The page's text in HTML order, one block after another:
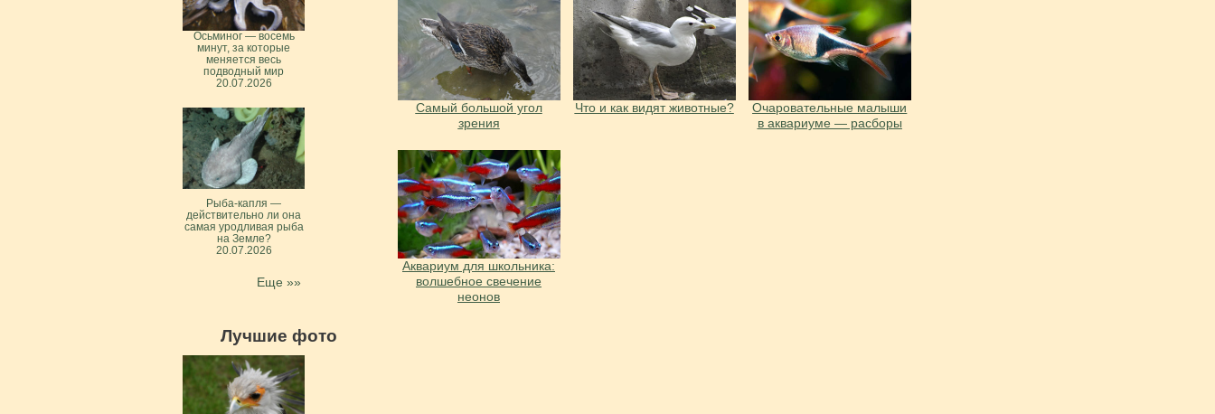
Cамый большой угол
зрения
Что и как видят животные?
Очаровательные малыши
в аквариуме — расборы
Аквариум для школьника:
волшебное свечение
неонов
Осьминог — восемь
минут, за которые
меняется весь
подводный мир
20.07.2026
Рыба-капля —
действительно ли она
самая уродливая рыба
на Земле?
20.07.2026
Еще »»
Лучшие фото